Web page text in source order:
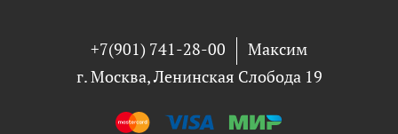
+7(901) 741-28-00
Максим
г. Москва, Ленинская Слобода 19